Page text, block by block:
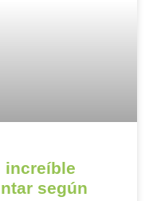
increíble
según